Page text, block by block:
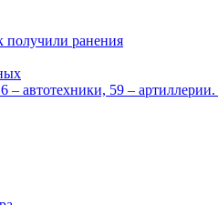
получили ранения
автотехники, 59 –